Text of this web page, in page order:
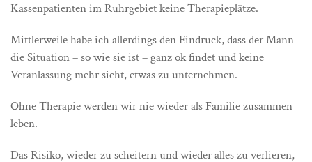
Kassenpatienten im Ruhrgebiet keine Therapieplätze.
Mittlerweile habe ich allerdings den Eindruck, dass der Mann
die Situation – so wie sie ist – ganz ok findet und keine
Veranlassung mehr sieht, etwas zu unternehmen.
Ohne Therapie werden wir nie wieder als Familie zusammen
leben.
Das Risiko, wieder zu scheitern und wieder alles zu verlieren,